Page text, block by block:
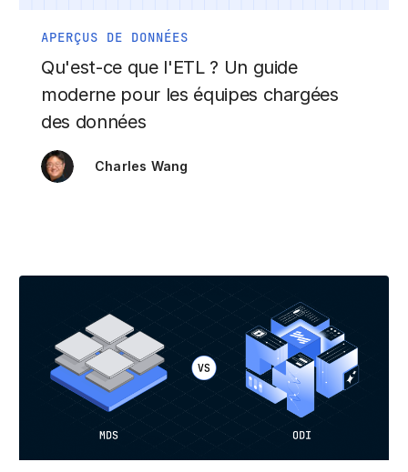
APERÇUS DE DONNÉES
Qu'est-ce que l'ETL ? Un guide
moderne pour les équipes chargées
des données
Charles Wang